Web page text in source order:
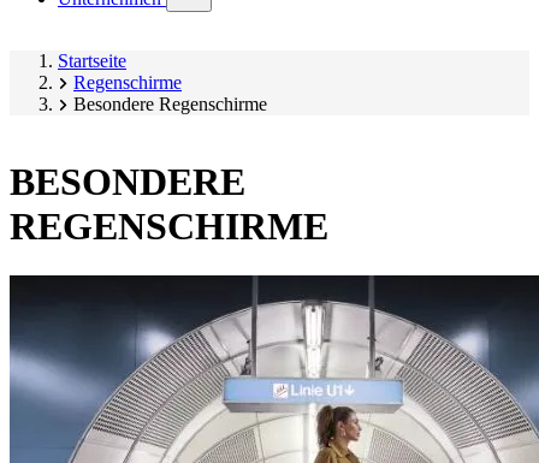
submenu)
Startseite
Regenschirme
Besondere Regenschirme
BESONDERE
REGENSCHIRME